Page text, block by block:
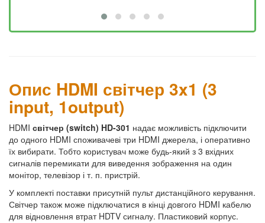
Опис HDMI світчер 3x1 (3
input, 1output)
HDMI світчер (switch) HD-301 надає можливість підключити
до одного HDMI споживачеві три HDMI джерела, і оперативно
їх вибирати. Тобто користувач може будь-який з 3 вхідних
сигналів перемикати для виведення зображення на один
монітор, телевізор і т. п. пристрій.
У комплекті поставки присутній пульт дистанційного керування.
Світчер також може підключатися в кінці довгого HDMI кабелю
для відновлення втрат HDTV сигналу. Пластиковий корпус.